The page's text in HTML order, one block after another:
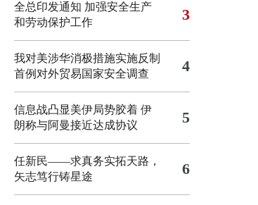
全总印发通知 加强安全生产
和劳动保护工作
3
我对美涉华消极措施实施反制
首例对外贸易国家安全调查
4
信息战凸显美伊局势胶着 伊
朗称与阿曼接近达成协议
5
任新民——求真务实拓天路，
矢志笃行铸星途
6